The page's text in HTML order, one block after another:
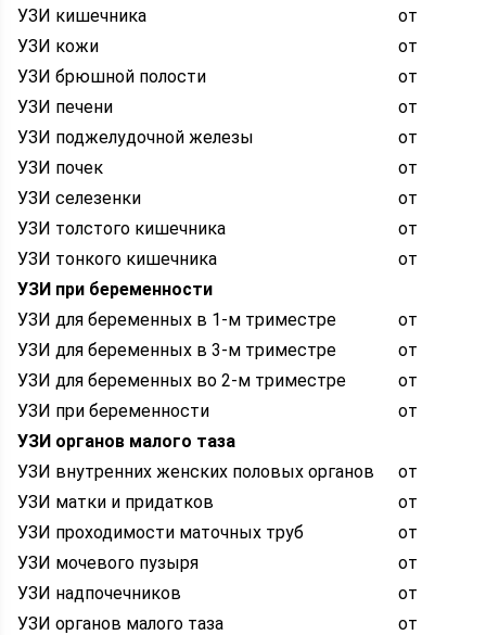
УЗИ кишечника
от
УЗИ кожи
от
УЗИ брюшной полости
от
УЗИ печени
от
УЗИ поджелудочной железы
от
УЗИ почек
от
УЗИ селезенки
от
УЗИ толстого кишечника
от
УЗИ тонкого кишечника
от
УЗИ при беременности
УЗИ для беременных в 1-м триместре
от
УЗИ для беременных в 3-м триместре
от
УЗИ для беременных во 2-м триместре
от
УЗИ при беременности
от
УЗИ органов малого таза
УЗИ внутренних женских половых органов
от
УЗИ матки и придатков
от
УЗИ проходимости маточных труб
от
УЗИ мочевого пузыря
от
УЗИ надпочечников
от
УЗИ органов малого таза
от